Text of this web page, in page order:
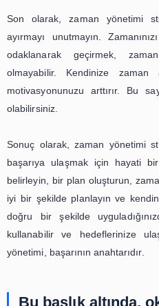
için en verimli şekilde
Bir sonraki adım,
oluşturmaktır.
değişebilir. Ancak,
bulundurmalı ve
Ayrıca, planınızda
beklenmedik
değiştirebilirsiniz.
Bir diğer önemli zaman
ve zaman kaybına neden